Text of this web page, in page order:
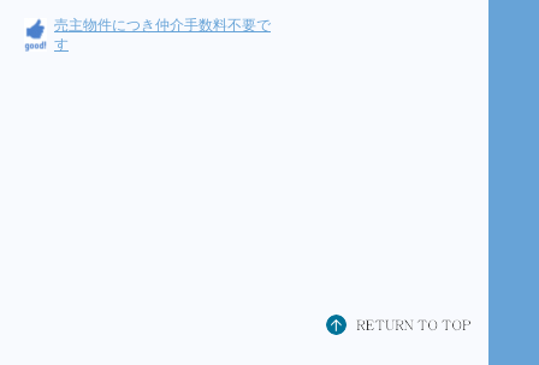
売主物件につき仲介手数料不要で
す